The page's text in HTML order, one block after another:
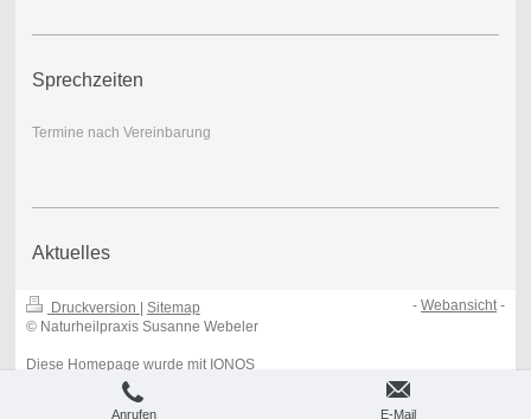
Sprechzeiten
Termine nach Vereinbarung
Aktuelles
Druckversion | Sitemap
© Naturheilpraxis Susanne Webeler
Diese Homepage wurde mit IONOS
erstellt.
-Webansicht -
Anrufen E-Mail